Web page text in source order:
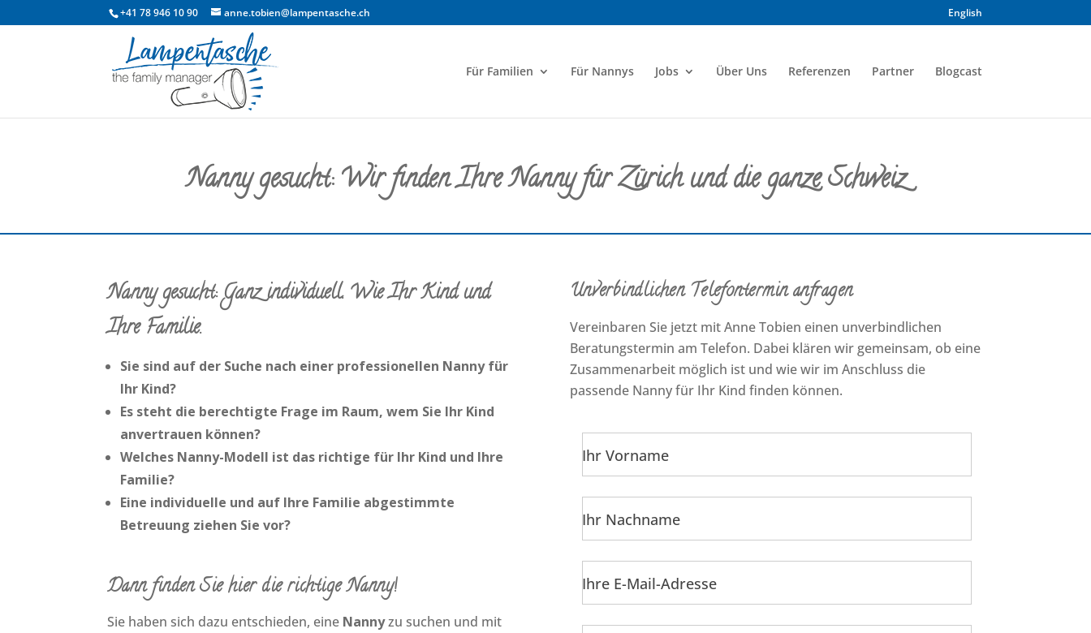
+41 78 946 10 90 anne.tobien@lampentasche.ch English
Für Familien Für Nannys Jobs Über Uns Referenzen Partner Blogcast
Nanny gesucht: Wir finden Ihre Nanny für Zürich und die ganze Schweiz
Nanny gesucht: Ganz individuell. Wie Ihr Kind und
Ihre Familie.
Sie sind auf der Suche nach einer professionellen Nanny für
Ihr Kind?
Es steht die berechtigte Frage im Raum, wem Sie Ihr Kind
anvertrauen können?
Welches Nanny-Modell ist das richtige für Ihr Kind und Ihre
Familie?
Eine individuelle und auf Ihre Familie abgestimmte
Betreuung ziehen Sie vor?
Dann finden Sie hier die richtigeNanny!
Sie haben sich dazu entschieden, eine Nannyzu suchen und mit
Unverbindlichen Telefontermin anfragen
Vereinbaren Sie jetzt mit Anne Tobien einen unverbindlichen
Beratungstermin am Telefon. Dabei klären wir gemeinsam, ob eine
Zusammenarbeit möglich ist und wie wir im Anschluss die
passende Nanny für Ihr Kind finden können.
Ihr Vorname
Ihr Nachname
Ihre E-Mail-Adresse